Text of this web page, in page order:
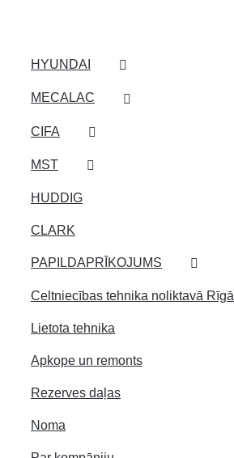
HYUNDAI
MECALAC
CIFA
MST
HUDDIG
CLARK
PAPILDAPRĪKOJUMS
Celtniecības tehnika noliktavā Rīgā
Lietota tehnika
Apkope un remonts
Rezerves daļas
Noma